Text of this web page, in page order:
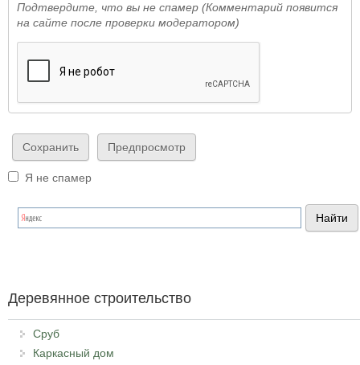
Подтвердите, что вы не спамер (Комментарий появится
на сайте после проверки модератором)
Я не спамер
Я спамер
Деревянное строительство
Сруб
Каркасный дом